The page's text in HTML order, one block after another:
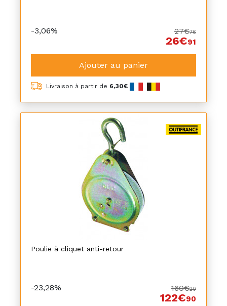
-3,06% 27€76
26€91
Ajouter au panier
Livraison à partir de 6,30€
Poulie à cliquet anti-retour
-23,28% 160€20
122€90